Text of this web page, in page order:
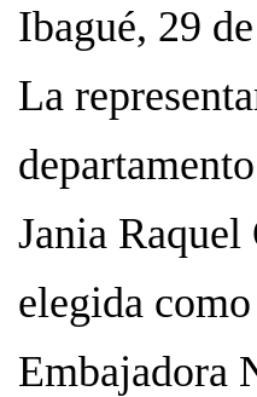
Ibagué, 29
La
Jania
elegida
Embajadora